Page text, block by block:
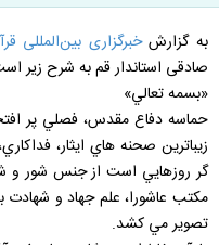
به گزارشخبرگزاری بین‌المللی
صادقی استاندار قم به شرح زیر
«بسمه تعالي»
حماسه دفاع مقدس، فصلي پر
زيباترين صحنه هاي ايثار،
گر روزهايي است از جنس شور و
مكتب عاشورا، علم جهاد و شهادت
تصوير مي كشد.